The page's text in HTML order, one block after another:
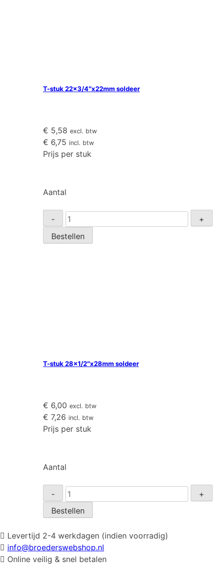
T-stuk 22×3/4″x22mm soldeer
€ 5,58 excl. btw
€ 6,75 incl. btw
Prijs per stuk
Aantal
-
T-
stuk
22x3/4"x22mm
+
Bestellen
T-stuk 28×1/2″x28mm soldeer
€ 6,00 excl. btw
€ 7,26 incl. btw
Prijs per stuk
Aantal
-
T-
stuk
28x1/2"x28mm
aantal
+
Bestellen
Levertijd 2-4 werkdagen (indien voorradig)
info@broederswebshop.nl
Online veilig & snel betalen